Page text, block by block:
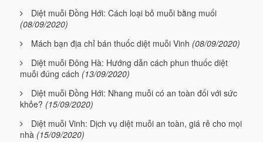
Diệt muỗi Đồng Hới: Cách loại bỏ muỗi bằng muối
(08/09/2020)
Mách bạn địa chỉ bán thuốc diệt muỗi Vinh (08/09/2020)
Diệt muỗi Đông Hà: Hướng dẫn cách phun thuốc diệt
muỗi đúng cách (13/09/2020)
Diệt muỗi Đồng Hới: Nhang muỗi có an toàn đối với sức
khỏe? (15/09/2020)
Diệt muỗi Vinh: Dịch vụ diệt muỗi an toàn, giá rẻ cho mọi
nhà (15/09/2020)